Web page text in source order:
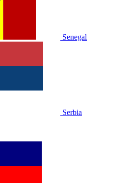
Senegal
Serbia